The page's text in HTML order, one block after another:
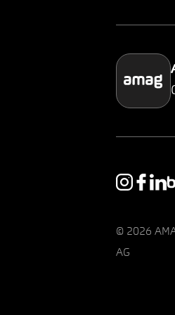
© 2026
AG